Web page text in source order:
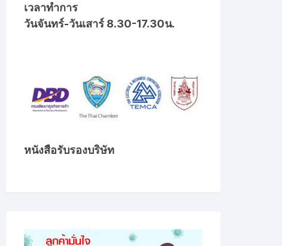
เวลาทำการ
วันจันทร์-วันเสาร์ 8.30-17.30น.
หนังสือรับรองบริษัท